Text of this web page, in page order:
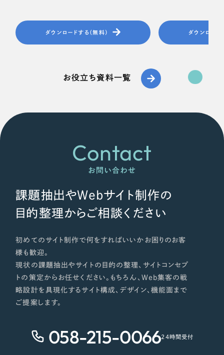
ダウンロードする（無料） ダウンロード
お役立ち資料一覧
Contact
お問い合わせ
課題抽出やWebサイト制作の
目的整理からご相談ください
初めてのサイト制作で何をすればいいかお困りのお客
様も歓迎。
現状の課題抽出やサイトの目的の整理、サイトコンセプ
トの策定からお任せください。もちろん、Web集客の戦
略設計を具現化するサイト構成、デザイン、機能面まで
ご提案します。
058-215-006624時間受付